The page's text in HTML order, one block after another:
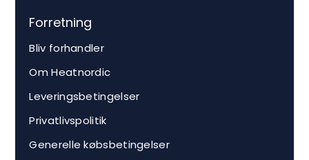
Forretning
Bliv forhandler
Om Heatnordic
Leveringsbetingelser
Privatlivspolitik
Generelle købsbetingelser